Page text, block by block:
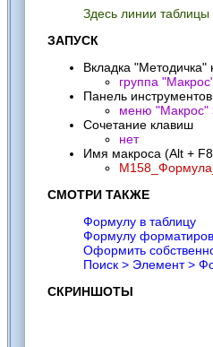
Здесь линии
ЗАПУСК
Вкладка "Методичка"
группа
Панель
меню "Макрос"
Сочетание клавиш
нет
Имя макроса (Alt +
СМОТРИ ТАКЖЕ
Формулу в таблицу
Формулу
Оформить
Поиск > Элемент >
СКРИНШОТЫ